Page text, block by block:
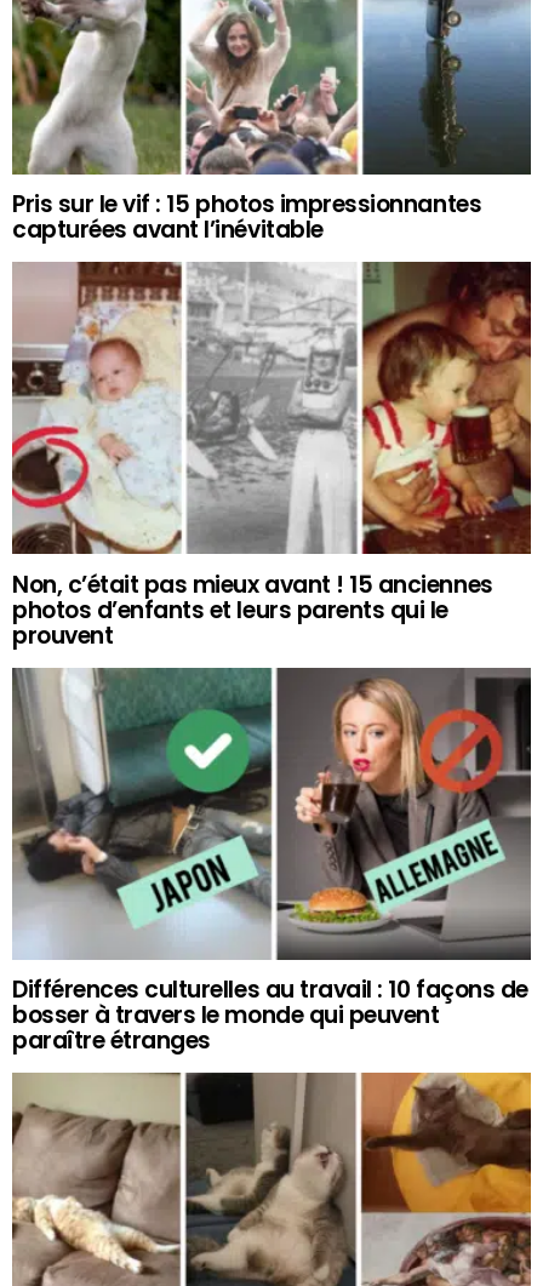
Pris sur le vif : 15 photos impressionnantes
capturées avant l’inévitable
Non, c’était pas mieux avant ! 15 anciennes
photos d’enfants et leurs parents qui le
prouvent
Différences culturelles au travail : 10 façons de
bosser à travers le monde qui peuvent
paraître étranges